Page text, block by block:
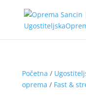
Početna /
oprema / Fast &